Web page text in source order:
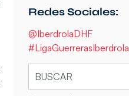
Redes Sociales:
@IberdrolaDHF
#LigaGuerrerasIberdrola